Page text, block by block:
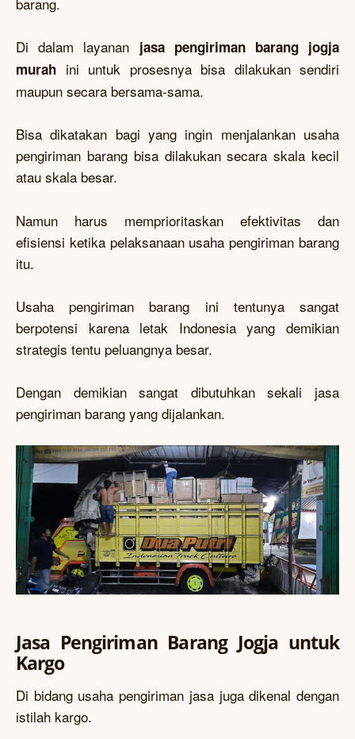
Di dalam layanan jasa pengiriman barang jogja
murah ini untuk prosesnya bisa dilakukan sendiri
maupun secara bersama-sama.
Bisa dikatakan bagi yang ingin menjalankan usaha
pengiriman barang bisa dilakukan secara skala kecil
atau skala besar.
Namun harus memprioritaskan efektivitas dan
efisiensi ketika pelaksanaan usaha pengiriman barang
itu.
Usaha pengiriman barang ini tentunya sangat
berpotensi karena letak Indonesia yang demikian
strategis tentu peluangnya besar.
Dengan demikian sangat dibutuhkan sekali jasa
pengiriman barang yang dijalankan.
Jasa Pengiriman Barang Jogja untuk
Kargo
Di bidang usaha pengiriman jasa juga dikenal dengan
istilah kargo.